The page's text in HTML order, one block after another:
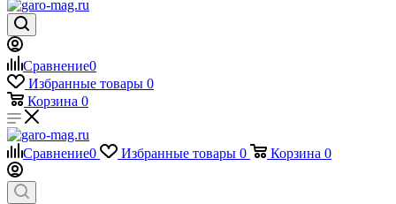
Сравнение0
Избранные товары 0
Корзина 0
Сравнение0 Избранные товары 0 Корзина 0